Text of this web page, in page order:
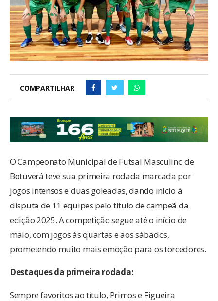
COMPARTILHAR
O Campeonato Municipal de Futsal Masculino de
Botuverá teve sua primeira rodada marcada por
jogos intensos e duas goleadas, dando início à
disputa de 11 equipes pelo título de campeã da
edição 2025. A competição segue até o início de
maio, com jogos às quartas e aos sábados,
prometendo muito mais emoção para os torcedores.
Destaques da primeira rodada:
Sempre favoritos ao título, Primos e Figueira